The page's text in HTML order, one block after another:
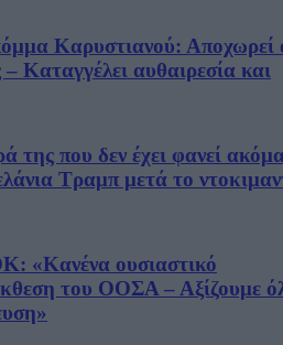
Καρυστιανού: Αποχωρεί
Καταγγέλει αυθαιρεσία και
της που δεν έχει φανεί
Τραμπ μετά το
«Κανένα ουσιαστικό
του ΟΟΣΑ – Αξίζουμε